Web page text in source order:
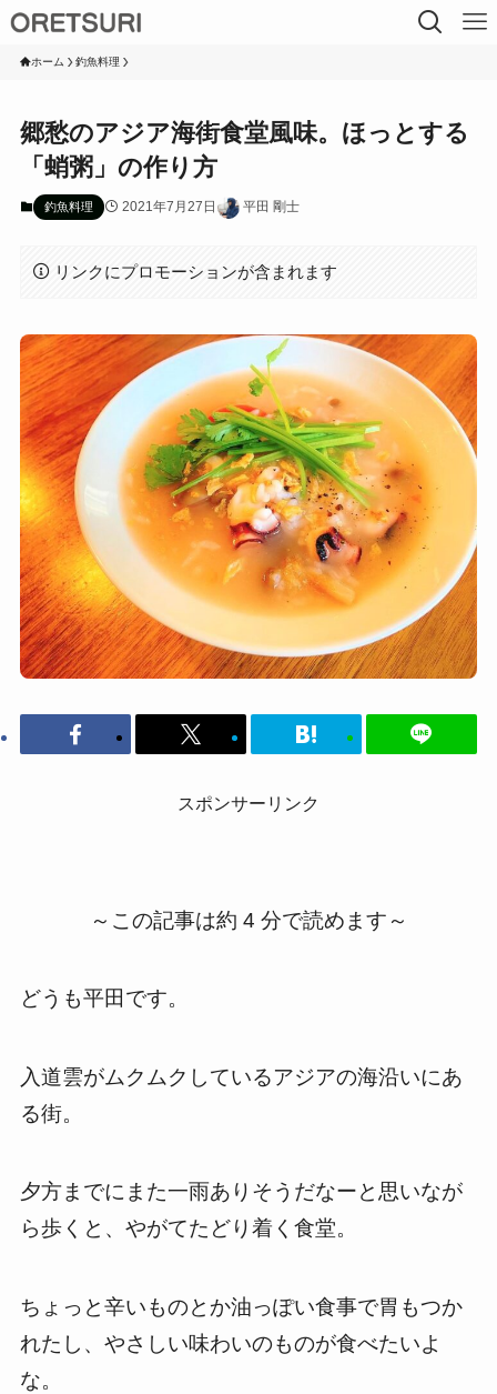
ホーム 釣魚料理
郷愁のアジア海街食堂風味。ほっとする
「蛸粥」の作り方
釣魚料理 2021年7月27日 平田 剛士
リンクにプロモーションが含まれます
スポンサーリンク
～この記事は約 4 分で読めます～
どうも平田です。
入道雲がムクムクしているアジアの海沿いにあ
る街。
夕方までにまた一雨ありそうだなーと思いなが
ら歩くと、やがてたどり着く食堂。
ちょっと辛いものとか油っぽい食事で胃もつか
れたし、やさしい味わいのものが食べたいよ
な。